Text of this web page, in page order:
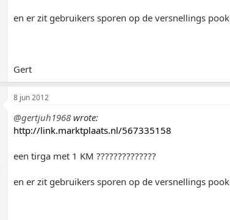
en er zit gebruikers sporen op de versnellings pook
Gert
8 jun 2012
@gertjuh1968 wrote:
http://link.marktplaats.nl/567335158
een tirga met 1 KM ??????????????
en er zit gebruikers sporen op de versnellings pook